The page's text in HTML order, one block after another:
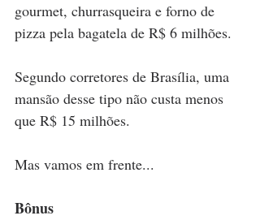
gourmet, churrasqueira e forno de
pizza pela bagatela de R$ 6 milhões.
Segundo corretores de Brasília, uma
mansão desse tipo não custa menos
que R$ 15 milhões.
Mas vamos em frente...
Bônus